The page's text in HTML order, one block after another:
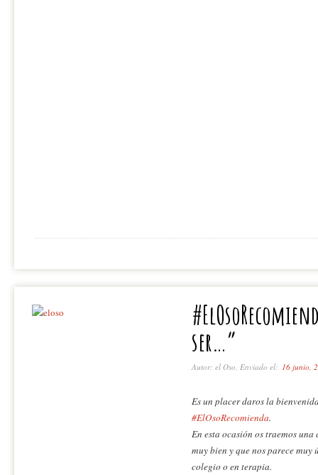
ser…”
Autor: el Oso, Enviado el: 16 junio,
Es un placer daros la
#ElOsoRecomienda.
En esta ocasión os traemos
muy bien y que nos parece
colegio o en terapia.